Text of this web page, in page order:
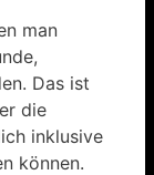
man
Das ist
die
inklusive
können.